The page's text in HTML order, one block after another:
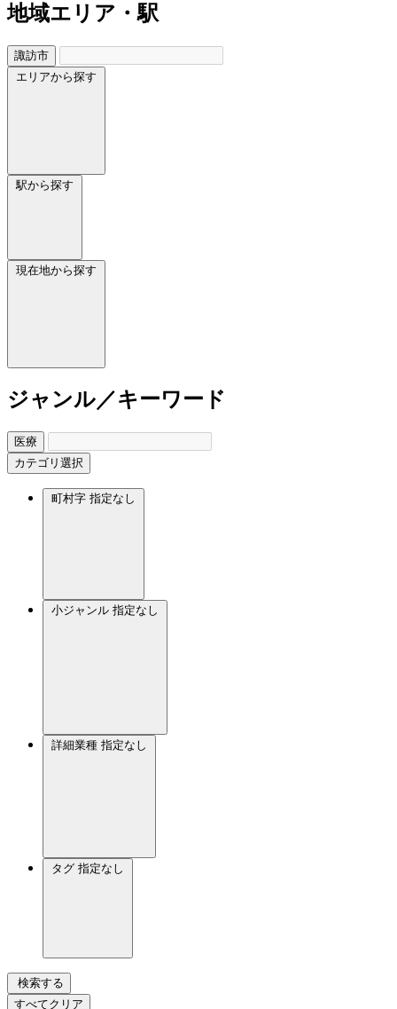
地域エリア・駅
諏訪市
エリアから探す
駅から探す
現在地から探す
ジャンル／キーワード
医療
カテゴリ選択
町村字 指定なし
小ジャンル 指定なし
詳細業種 指定なし
タグ 指定なし
検索する
すべてクリア